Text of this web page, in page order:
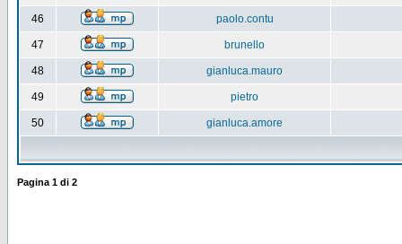
46 paolo.contu
47 brunello
48 gianluca.mauro
49 pietro
50 gianluca.amore
Pagina 1 di 2